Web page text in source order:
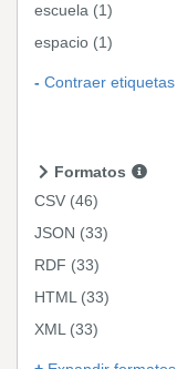
escuela (1)
espacio (1)
Contraer etiquetas
Formatos
CSV (46)
JSON (33)
RDF (33)
HTML (33)
XML (33)